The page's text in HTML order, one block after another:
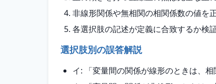
非線形関係や無相関の相関係数の値を
各選択肢の記述が定義に合致するか検証
選択肢別の誤答解説
イ: 「変量間の関係が線形のときは、